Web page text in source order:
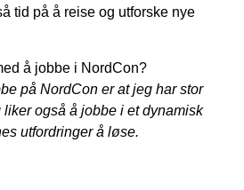
tid på å reise og utforske nye
å jobbe i NordCon?
på NordCon er at jeg har stor
liker også å jobbe i et dynamisk
utfordringer å løse.